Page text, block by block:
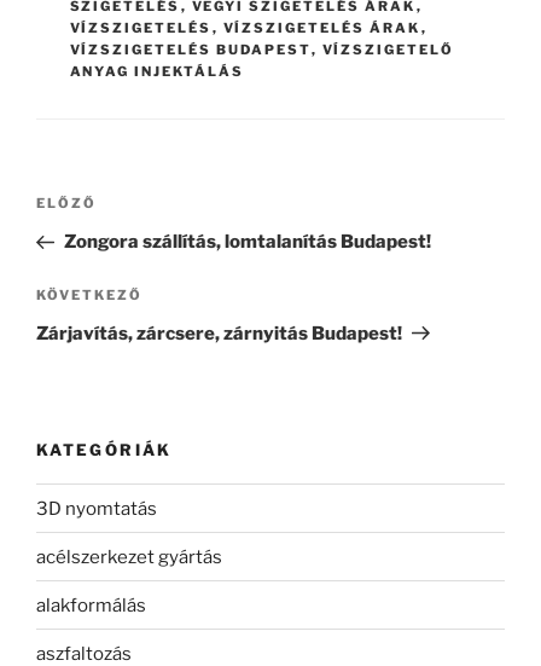
SZIGETELÉS , VEGYI SZIGETELÉS ÁRAK ,
VÍZSZIGETELÉS , VÍZSZIGETELÉS ÁRAK ,
VÍZSZIGETELÉS BUDAPEST, VÍZSZIGETELŐ
ANYAG INJEKTÁLÁS
Bejegyzés
Korábbi
bejegyzés
ELŐZŐ
Zongora szállítás, lomtalanítás Budapest!
Következő
bejegyzés
KÖVETKEZŐ
Zárjavítás, zárcsere, zárnyitás Budapest!
KATEGÓRIÁK
3D nyomtatás
acélszerkezet gyártás
alakformálás
aszfaltozás